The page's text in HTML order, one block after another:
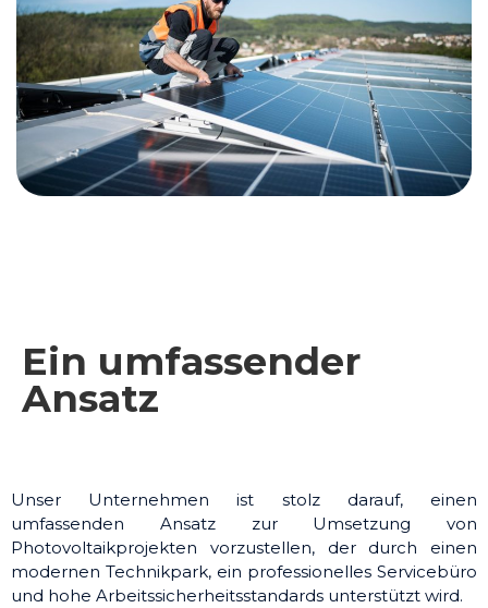
Ein umfassender
Ansatz
Unser Unternehmen ist stolz darauf, einen
umfassenden Ansatz zur Umsetzung von
Photovoltaikprojekten vorzustellen, der durch einen
modernen Technikpark, ein professionelles Servicebüro
und hohe Arbeitssicherheitsstandards unterstützt wird.